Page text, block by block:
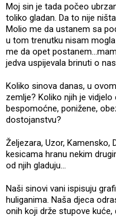
Moj sin je tada počeo
toliko gladan. Da to nije
Molio me da ustanem sa
u tom trenutku nisam
me da opet
jedva uspijevala brinuti o
Koliko sinova danas, u
zemlje? Koliko njih je
bespomoćne, ponižene,
dostojanstvu?
Željezara, Uzor, Kamensko,
kesicama hranu nekim
od njih gladuju...
Naši sinovi vani ispisuju
huliganima. Naša djeca
onih koji drže stupove kuće,